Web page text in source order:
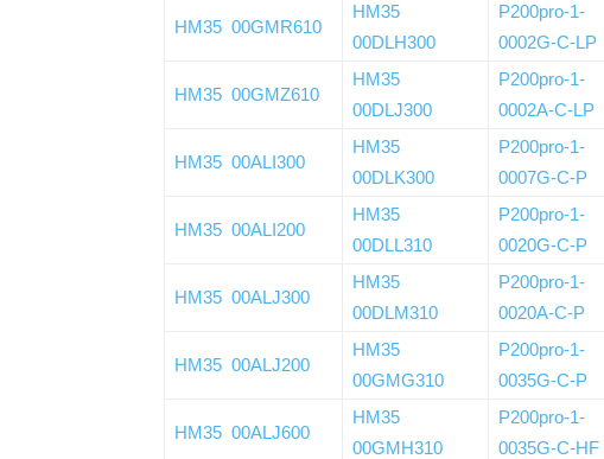
HM35 00GMR610
HM35
00DLH300
P200pro-1-
0002G-C-LP
HM35 00GMZ610
HM35
00DLJ300
P200pro-1-
0002A-C-LP
HM35 00ALI300
HM35
00DLK300
P200pro-1-
0007G-C-P
HM35 00ALI200
HM35
00DLL310
P200pro-1-
0020G-C-P
HM35 00ALJ300
HM35
00DLM310
P200pro-1-
0020A-C-P
HM35 00ALJ200
HM35
00GMG310
P200pro-1-
0035G-C-P
HM35 00ALJ600
HM35
00GMH310
P200pro-1-
0035G-C-HF